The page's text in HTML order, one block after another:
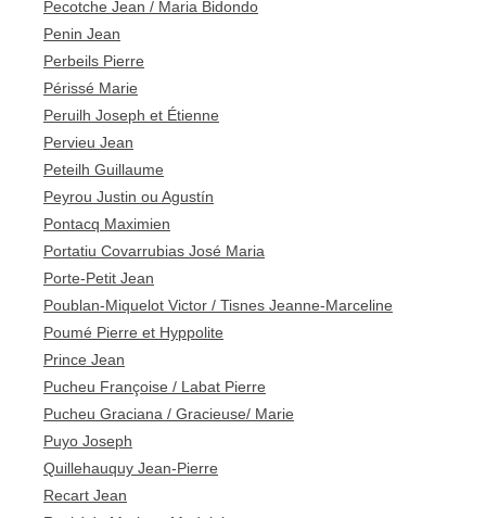
Pecotche Jean / Maria Bidondo
Penin Jean
Perbeils Pierre
Périssé Marie
Peruilh Joseph et Étienne
Pervieu Jean
Peteilh Guillaume
Peyrou Justin ou Agustín
Pontacq Maximien
Portatiu Covarrubias José Maria
Porte-Petit Jean
Poublan-Miquelot Victor / Tisnes Jeanne-Marceline
Poumé Pierre et Hyppolite
Prince Jean
Pucheu Françoise / Labat Pierre
Pucheu Graciana / Gracieuse/ Marie
Puyo Joseph
Quillehauquy Jean-Pierre
Recart Jean